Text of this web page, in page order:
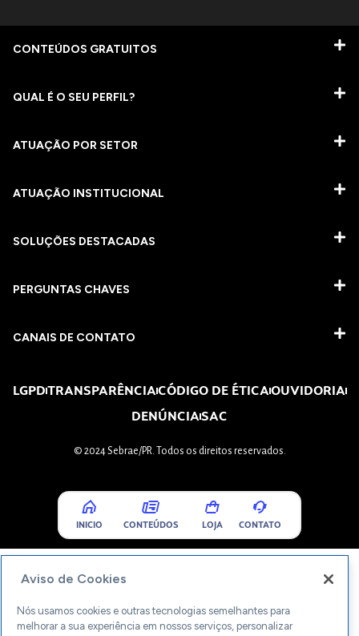
CONTEÚDOS GRATUITOS
QUAL É O SEU PERFIL?
ATUAÇÃO POR SETOR
ATUAÇÃO INSTITUCIONAL
SOLUÇÕES DESTACADAS
PERGUNTAS CHAVES​
CANAIS DE CONTATO
LGPDTRANSPARÊNCIACÓDIGO DE ÉTICAOUVIDORIA
DENÚNCIASAC
© 2024 Sebrae/PR. Todos os direitos reservados.
INICIO CONTEÚDOS LOJA CONTATO
Aviso de Cookies
Nós usamos cookies e outras tecnologias semelhantes para
melhorar a sua experiência em nossos serviços, personalizar